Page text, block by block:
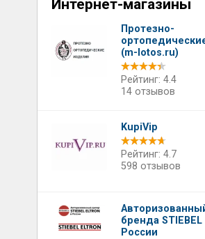
Интернет-магазины
Протезно-
(m-lotos.ru)
Рейтинг: 4.4
14 отзывов
KupiVip
Рейтинг: 4.7
598 отзывов
бренда STIEBEL
России